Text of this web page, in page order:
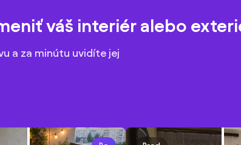
váš interiér alebo
a za minútu uvidíte jej